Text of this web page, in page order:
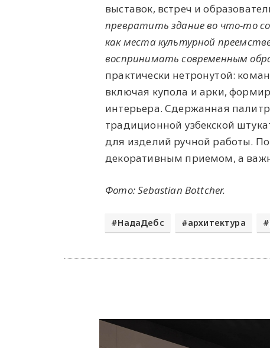
выставок, встреч и
превратить здание во что-то
как места культурной
воспринимать современным
практически нетронутой:
включая купола и арки,
интерьера. Сдержанная
традиционной узбекской
для изделий ручной работы.
декоративным приемом, а
Фото: Sebastian Bottcher.
НадаДебс архитектура